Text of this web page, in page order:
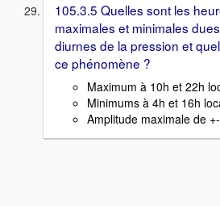
105.3.5 Quelles sont les
maximales et minimales
diurnes de la pression et
ce phénomène ?
Maximum à 10h et 22h
Minimums à 4h et 16h
Amplitude maximale de